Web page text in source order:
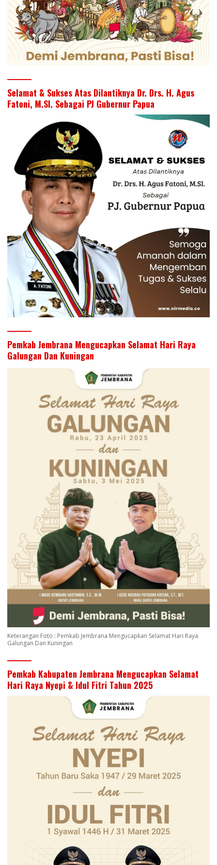
Selamat & Sukses Atas Dilantiknya Dr. Drs. H. Agus
Fatoni, M.SI. Sebagai PJ Gubernur Papua
Pemkab Jembrana Mengucapkan Selamat Hari Raya
Galungan Dan Kuningan
Keterangan Foto : Pemkab Jembrana Mengucapkan Selamat Hari Raya
Galungan Dan Kuningan
Pemkab Kabupaten Jembrana Mengucapkan Selamat
Hari Raya Nyepi & Idul Fitri Tahun 2025